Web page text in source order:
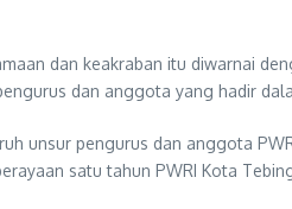
dan keakraban itu diwarnai
dan anggota yang hadir
unsur pengurus dan anggota
satu tahun PWRI Kota